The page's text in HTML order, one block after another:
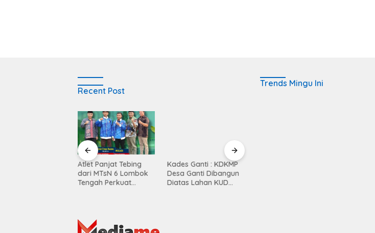
Recent Post
Atlet Panjat Tebing
dari MTsN 6 Lombok
Tengah Perkuat
Kades Ganti : KDKMP
Desa Ganti Dibangun
Diatas Lahan KUD
Trends Mingu Ini